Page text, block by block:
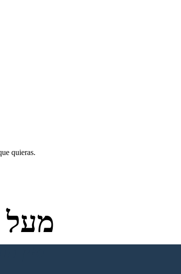
quieras.
מעל
אין הורדות, אין כרטיס אשראי ואין צורך בכניסה כדי לנסות!